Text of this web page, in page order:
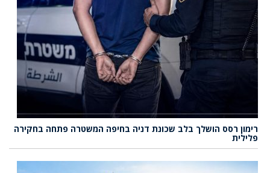
רימון רסס הושלך בלב שכונת דניה בחיפה המשטרה פתחה בחקירה
פלילית